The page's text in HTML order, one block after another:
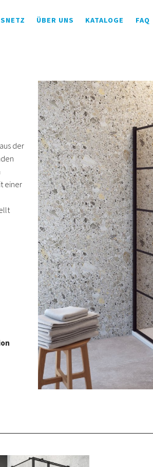
ÜBER UNS KATALOGE FAQ
der
einer